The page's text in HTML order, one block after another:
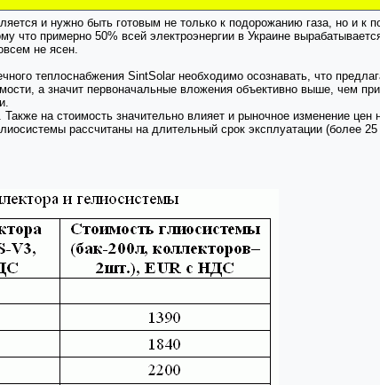
и нужно быть готовым не только к подорожанию газа, но и к
что примерно 50% всей электроэнергии в Украине
не ясен.
теплоснабжения SintSolar необходимо осознавать, что
а значит первоначальные вложения объективно выше, чем
на стоимость значительно влияет и рыночное изменение
рассчитаны на длительный срок эксплуатации (более